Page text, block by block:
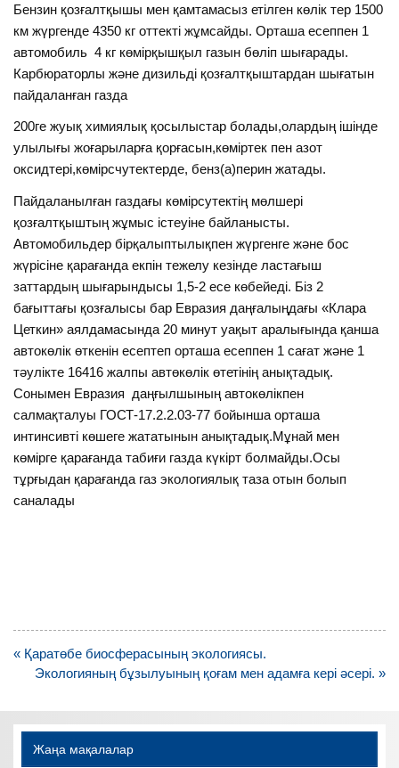
Бензин қозғалтқышы мен қамтамасыз етілген көлік тер 1500
км жүргенде 4350 кг оттекті жұмсайды. Орташа есеппен 1
автомобиль 4 кг көмірқышқыл газын бөліп шығарады.
Карбюраторлы және дизильді қозғалтқыштардан шығатын
пайдаланған газда
200ге жуық химиялық қосылыстар болады,олардың ішінде
улылығы жоғарыларға қорғасын,көміртек пен азот
оксидтері,көмірсчутектерде, бенз(а)перин жатады.
Пайдаланылған газдағы көмірсутектің мөлшері
қозғалтқыштың жұмыс істеуіне байланысты.
Автомобильдер бірқалыптылықпен жүргенге және бос
жүрісіне қарағанда екпін тежелу кезінде ластағыш
заттардың шығарындысы 1,5-2 есе көбейеді. Біз 2
бағыттағы қозғалысы бар Евразия даңғалыңдағы «Клара
Цеткин» аялдамасында 20 минут уақыт аралығында қанша
автокөлік өткенін есептеп орташа есеппен 1 сағат және 1
тәулікте 16416 жалпы автөкөлік өтетінің анықтадық.
Сонымен Евразия даңғылшының автокөлікпен
салмақталуы ГОСТ-17.2.2.03-77 бойынша орташа
интинсивті көшеге жататынын анықтадық.Мұнай мен
көмірге қарағанда табиғи газда күкірт болмайды.Осы
тұрғыдан қарағанда газ экологиялық таза отын болып
саналады
Навигация
« Қаратөбе биосферасының экологиясы.
Экологияның бұзылуының қоғам мен адамға кері әсері. »
Жаңа мақалалар